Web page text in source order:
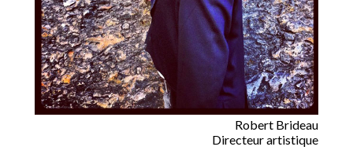
Robert Brideau
Directeur artistique